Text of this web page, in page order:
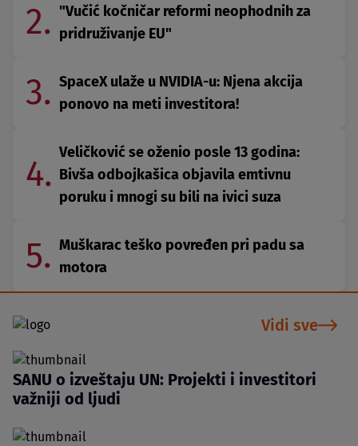
2. "Vučić kočničar reformi neophodnih za
pridruživanje EU"
3. SpaceX ulaže u NVIDIA-u: Njena akcija
ponovo na meti investitora!
4.
Veličković se oženio posle 13 godina:
Bivša odbojkašica objavila emtivnu
poruku i mnogi su bili na ivici suza
5. Muškarac teško povređen pri padu sa
motora
Vidi sve
SANU o izveštaju UN: Projekti i investitori
važniji od ljudi